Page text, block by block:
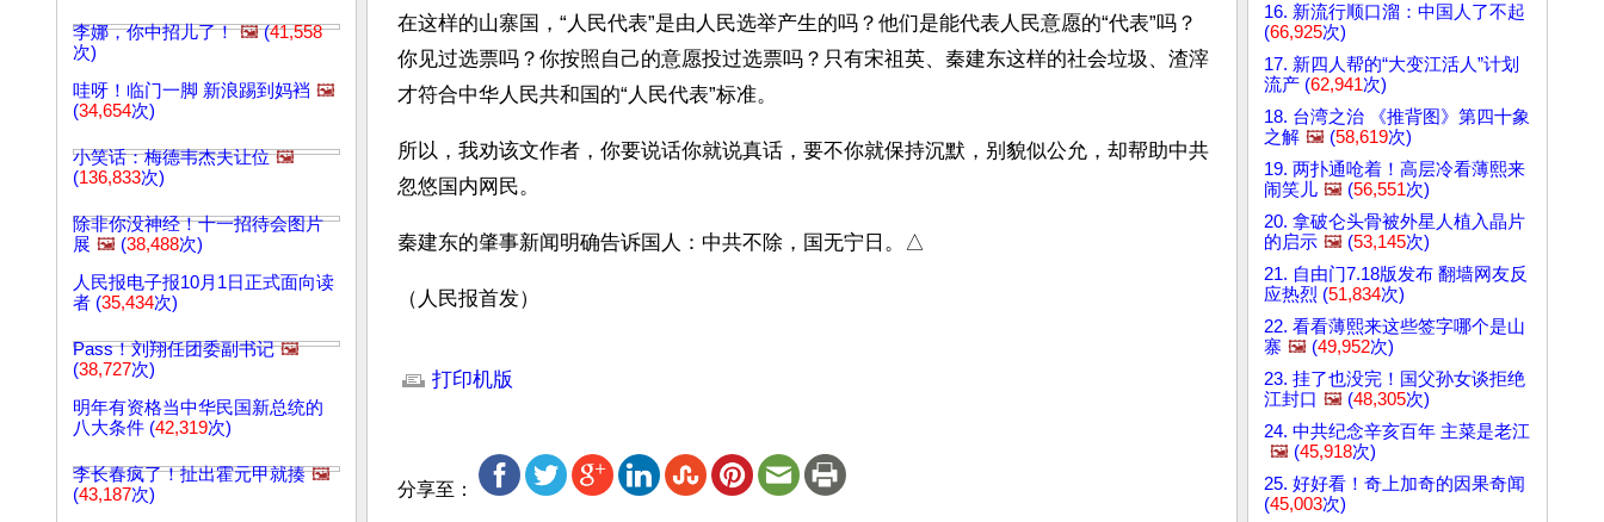
李娜，你中招儿了！ 🖼️(41,558
次)
哇呀！临门一脚 新浪踢到妈裆 🖼️
(34,654次)
小笑话：梅德韦杰夫让位 🖼️
(136,833次)
除非你没神经！十一招待会图片
展 🖼️ (38,488次)
人民报电子报10月1日正式面向读
者 (35,434次)
Pass！刘翔任团委副书记 🖼️
(38,727次)
明年有资格当中华民国新总统的
八大条件 (42,319次)
李长春疯了！扯出霍元甲就揍 🖼️
(43,187次)
在这样的山寨国，“人民代表”是由人民选举产生的吗？他们是能代表人民意愿的“代表”吗？
你见过选票吗？你按照自己的意愿投过选票吗？只有宋祖英、秦建东这样的社会垃圾、渣滓
才符合中华人民共和国的“人民代表”标准。
所以，我劝该文作者，你要说话你就说真话，要不你就保持沉默，别貌似公允，却帮助中共
忽悠国内网民。
秦建东的肇事新闻明确告诉国人：中共不除，国无宁日。△
（人民报首发）
打印机版
分享至：
16. 新流行顺口溜：中国人了不起
(66,925次)
17. 新四人帮的“大变江活人”计划
流产 (62,941次)
18. 台湾之治 《推背图》第四十象
之解 🖼️ (58,619次)
19. 两扑通呛着！高层冷看薄熙来
闹笑儿 🖼️ (56,551次)
20. 拿破仑头骨被外星人植入晶片
的启示 🖼️ (53,145次)
21. 自由门7.18版发布 翻墙网友反
应热烈 (51,834次)
22. 看看薄熙来这些签字哪个是山
寨 🖼️ (49,952次)
23. 挂了也没完！国父孙女谈拒绝
江封口 🖼️ (48,305次)
24. 中共纪念辛亥百年 主菜是老江
🖼️ (45,918次)
25. 好好看！奇上加奇的因果奇闻
(45,003次)